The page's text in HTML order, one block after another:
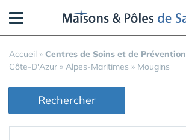
Accueil » Centres de Soins et de Prévention
Côte-D'Azur » Alpes-Maritimes » Mougins
Rechercher
Panneau de gestion des cookies